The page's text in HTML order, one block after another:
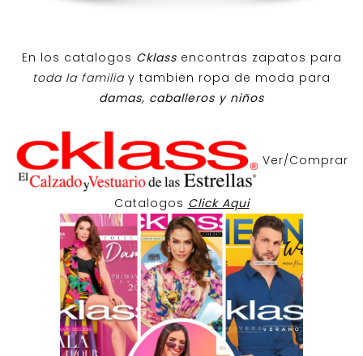
En los catalogos Cklass encontras zapatos para
toda la familiay tambien ropa de moda para
damas, caballeros y niños
Ver/Comprar
Catalogos Click Aqui